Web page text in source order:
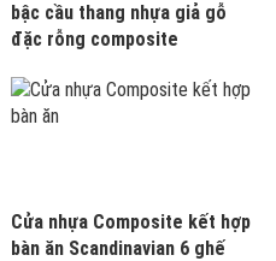
bậc cầu thang nhựa giả gỗ
đặc rỗng composite
Cửa nhựa Composite kết hợp
bàn ăn Scandinavian 6 ghế